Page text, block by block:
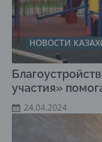
НОВОСТИ
участия»
24.04.2024